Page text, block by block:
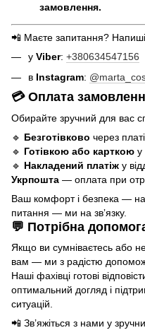
замовлення.
📲 Маєте запитання?
у Viber: +380634547156
в Instagram:
💳 Оплата
Обирайте зручний для вас
🔹 Безготівково через
🔹 Готівкою або карткою у
🔹 Накладений платіж у
Укрпошта — оплата при
Ваш комфорт і безпека —
питання — ми на звʼязку.
💬 Потрібна
Якщо ви сумніваєтесь або
вам — ми з радістю
Наші фахівці готові
оптимальний догляд і
ситуацій.
📲 Зв’яжіться з нами у